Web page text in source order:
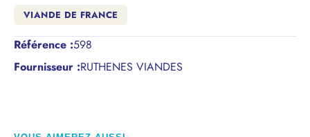
VIANDE DE FRANCE
Référence :598
Fournisseur :RUTHENES VIANDES